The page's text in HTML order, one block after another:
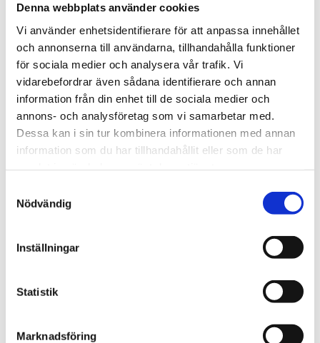
Denna webbplats använder cookies
Vi använder enhetsidentifierare för att anpassa innehållet
och annonserna till användarna, tillhandahålla funktioner
för sociala medier och analysera vår trafik. Vi
vidarebefordrar även sådana identifierare och annan
information från din enhet till de sociala medier och
annons- och analysföretag som vi samarbetar med.
Dessa kan i sin tur kombinera informationen med annan
information som du har tillhandahållit eller som de har
Nödvändig
Inställningar
Statistik
Marknadsföring
Passande tillbehör
MBX Borstslipmaskin
SDB-001
6 825 kr Lägg till
MBX Borstslipmaskin el
SB-399